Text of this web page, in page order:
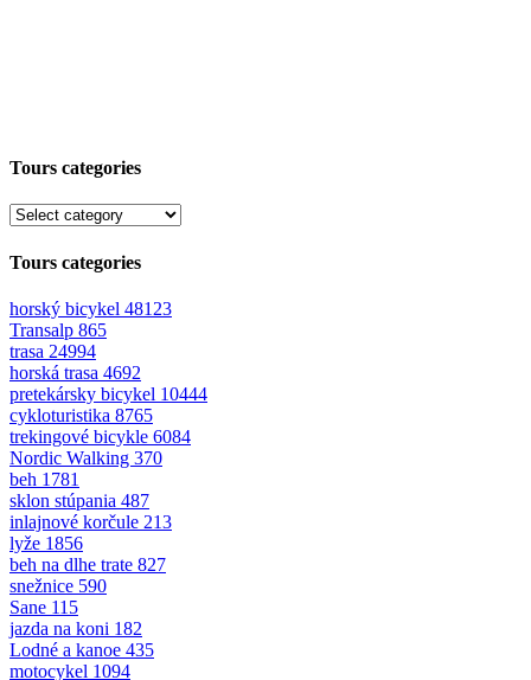
Tours categories
Tours categories
horský bicykel 48123
Transalp 865
trasa 24994
horská trasa 4692
pretekársky bicykel 10444
cykloturistika 8765
trekingové bicykle 6084
Nordic Walking 370
beh 1781
sklon stúpania 487
inlajnové korčule 213
lyže 1856
beh na dlhe trate 827
snežnice 590
Sane 115
jazda na koni 182
Lodné a kanoe 435
motocykel 1094